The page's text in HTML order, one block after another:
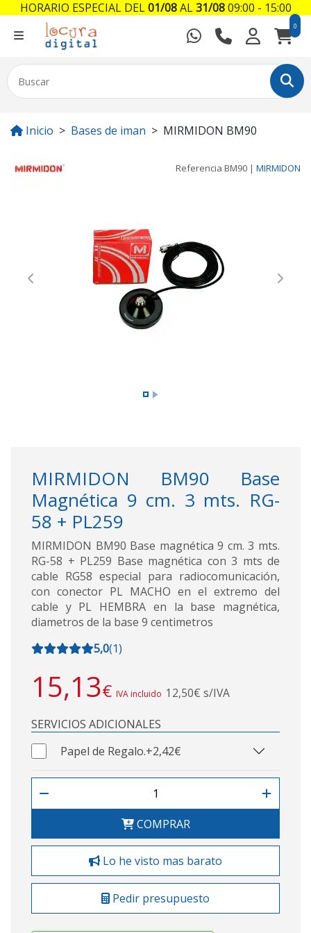
0
Inicio Bases de iman MIRMIDON BM90
Referencia BM90 | MIRMIDON
Previous Next
MIRMIDON BM90 Base
Magnética 9 cm. 3 mts. RG-
58 + PL259
MIRMIDON BM90 Base magnética 9 cm. 3 mts.
RG-58 + PL259 Base magnética con 3 mts de
cable RG58 especial para radiocomunicación,
con conector PL MACHO en el extremo del
cable y PL HEMBRA en la base magnética,
diametros de la base 9 centimetros
5,0(1)
15,13€ IVA incluido 12,50€ s/IVA
SERVICIOS ADICIONALES
Papel de Regalo.+2,42€
COMPRAR
Lo he visto mas barato
Pedir presupuesto
HORARIO ESPECIAL DEL01/08AL31/0809:00 - 15:00